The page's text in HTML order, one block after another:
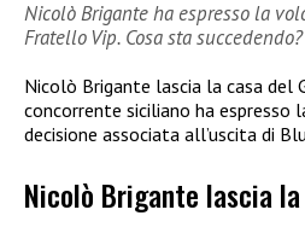
Nicolò Brigante ha espresso la
Fratello Vip. Cosa sta succedendo?
Nicolò Brigante lascia la casa del
concorrente siciliano ha espresso
decisione associata all’uscita di
Nicolò Brigante lascia la